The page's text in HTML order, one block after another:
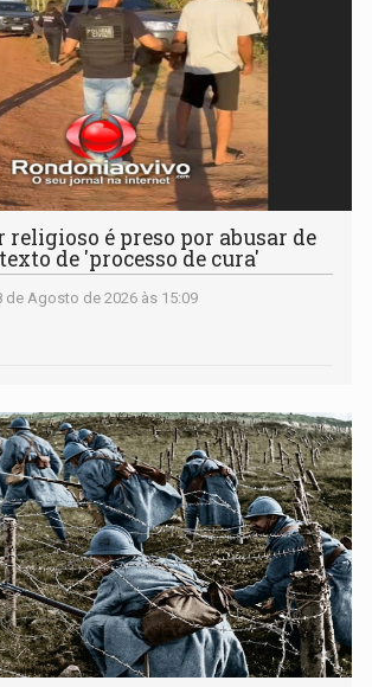
religioso é preso por abusar de
de 'processo de cura'
de Agosto de 2026 às 15:09